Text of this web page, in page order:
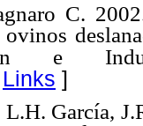
C.
ovinos
e
Links ]
García,